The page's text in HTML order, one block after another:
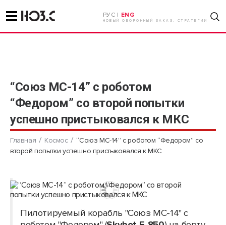
РУС | ENG
НОВЫЙ ОБОРОННЫЙ ЗАКАЗ. СТРАТЕГИИ
“Союз МС-14” с роботом
“Федором” со второй попытки
успешно пристыковался к МКС
Главная Космос
“Союз МС-14” с роботом “Федором” со
второй попытки успешно пристыковался к МКС
Пилотируемый корабль "Союз МС-14" с